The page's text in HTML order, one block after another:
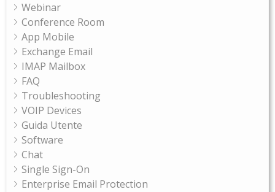
Webinar
Conference Room
App Mobile
Exchange Email
IMAP Mailbox
FAQ
Troubleshooting
VOIP Devices
Guida Utente
Software
Chat
Single Sign-On
Enterprise Email Protection